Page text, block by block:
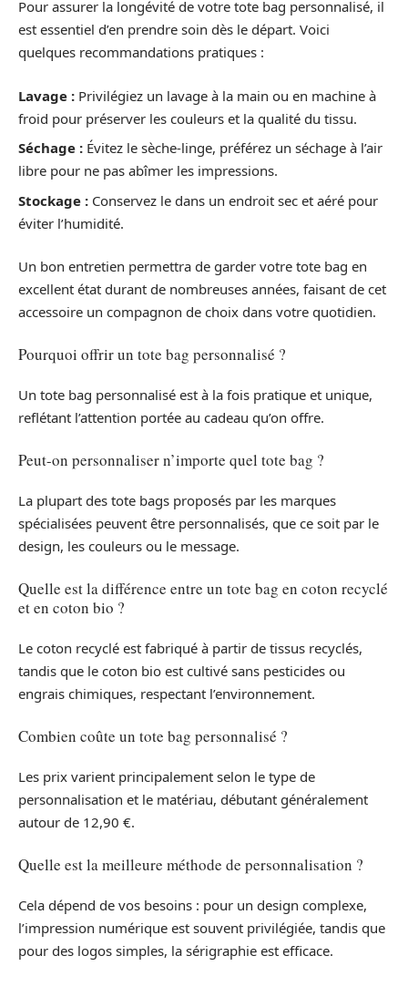
Pour assurer la longévité de votre tote bag personnalisé, il
est essentiel d’en prendre soin dès le départ. Voici
quelques recommandations pratiques :
Lavage : Privilégiez un lavage à la main ou en machine à
froid pour préserver les couleurs et la qualité du tissu.
Séchage : Évitez le sèche-linge, préférez un séchage à l’air
libre pour ne pas abîmer les impressions.
Stockage : Conservez le dans un endroit sec et aéré pour
éviter l’humidité.
Un bon entretien permettra de garder votre tote bag en
excellent état durant de nombreuses années, faisant de cet
accessoire un compagnon de choix dans votre quotidien.
Pourquoi offrir un tote bag personnalisé ?
Un tote bag personnalisé est à la fois pratique et unique,
reflétant l’attention portée au cadeau qu’on offre.
Peut-on personnaliser n’importe quel tote bag ?
La plupart des tote bags proposés par les marques
spécialisées peuvent être personnalisés, que ce soit par le
design, les couleurs ou le message.
Quelle est la différence entre un tote bag en coton recyclé
et en coton bio ?
Le coton recyclé est fabriqué à partir de tissus recyclés,
tandis que le coton bio est cultivé sans pesticides ou
engrais chimiques, respectant l’environnement.
Combien coûte un tote bag personnalisé ?
Les prix varient principalement selon le type de
personnalisation et le matériau, débutant généralement
autour de 12,90 €.
Quelle est la meilleure méthode de personnalisation ?
Cela dépend de vos besoins : pour un design complexe,
l’impression numérique est souvent privilégiée, tandis que
pour des logos simples, la sérigraphie est efficace.